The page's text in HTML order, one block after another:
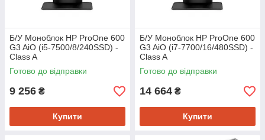
Б/У Моноблок HP ProOne 600
G3 AiO (i5-7500/8/240SSD) -
Class A
Готово до відправки
9 256 ₴
Купити
Б/У Моноблок HP ProOne 600
G3 AiO (i7-7700/16/480SSD) -
Class A
Готово до відправки
14 664 ₴
Купити